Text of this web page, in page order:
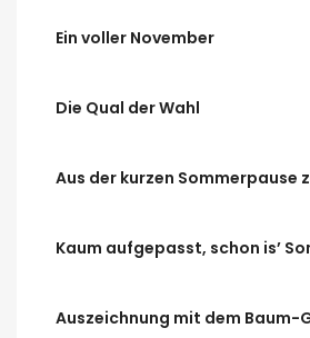
Ein voller November
Die Qual der Wahl
Aus der kurzen Sommerpause
Kaum aufgepasst, schon is’
Auszeichnung mit dem Baum-